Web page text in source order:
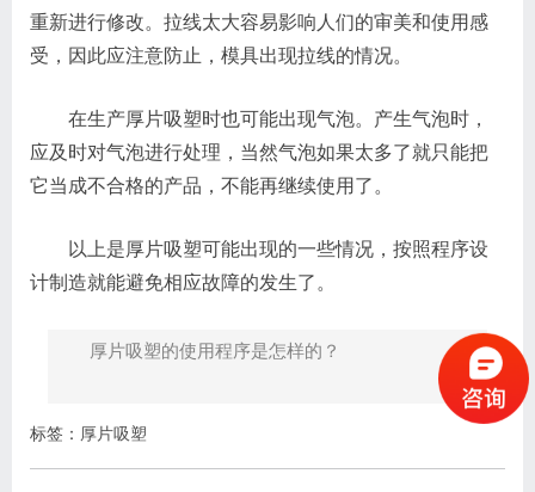
重新进行修改。拉线太大容易影响人们的审美和使用感
受，因此应注意防止，模具出现拉线的情况。
在生产厚片吸塑时也可能出现气泡。产生气泡时，
应及时对气泡进行处理，当然气泡如果太多了就只能把
它当成不合格的产品，不能再继续使用了。
以上是厚片吸塑可能出现的一些情况，按照程序设
计制造就能避免相应故障的发生了。
厚片吸塑的使用程序是怎样的？
标签： 厚片吸塑